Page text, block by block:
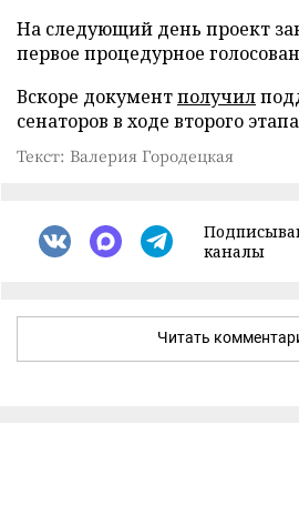
На следующий день проект
первое процедурное
Вскоре документполучил
сенаторов в ходе второго
Текст: Валерия Городецкая
каналы
Читать